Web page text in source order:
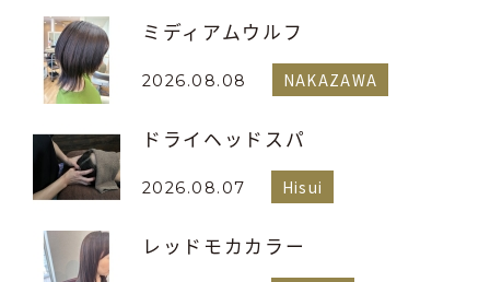
ミディアムウルフ
2026.08.08 NAKAZAWA
ドライヘッドスパ
2026.08.07 Hisui
レッドモカカラー